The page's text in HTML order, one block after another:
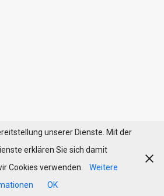
unserer Dienste. Mit der
erklären Sie sich damit
Cookies verwenden.
Weitere
OK